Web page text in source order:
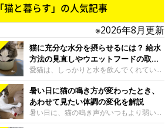
「猫と暮らす」の人気記事
※2026年8月更新
猫に充分な水分を摂らせるには？ 給水
方法の見直しやウエットフードの取り
入れ方を解説
愛猫は、しっかりと水を飲んでくれていま
すか？ 夏場はエアコンで室内が涼しいこ
ともあり、猫があまり水を飲まないこと
も。積極的に水分を摂らせるためには、給
水方法を見直したり、フードから水分を摂
らせたりする方法があります。今回は獣医
暑い日に猫の鳴き方が変わったとき、
あわせて見たい体調の変化を解説
暑い日に、猫の鳴き声がいつもより弱い、
かすれる、しつこく鳴くなど、ふだんと違